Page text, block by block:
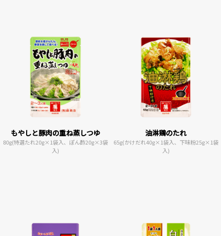
もやしと豚肉の重ね蒸しつゆ
80g(特選たれ20g×1袋入、ぽん酢20g×3袋
入)
油淋鶏のたれ
65g(かけだれ40g×1袋入、下味粉25g×1袋
入)